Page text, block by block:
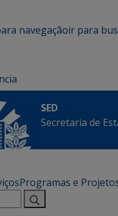
navegaçãoir para
SED
Secretaria de
Programas e